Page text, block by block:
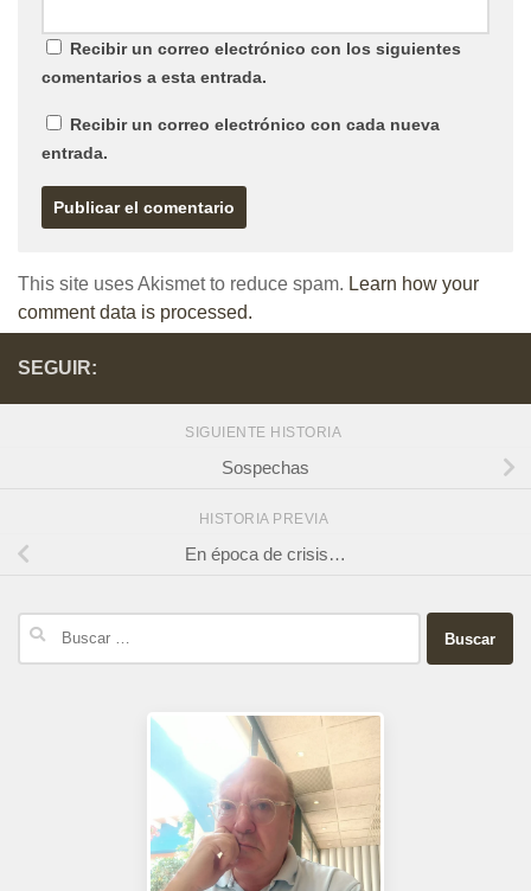
Recibir un correo electrónico con los siguientes
comentarios a esta entrada.
Recibir un correo electrónico con cada nueva
entrada.
This site uses Akismet to reduce spam. Learn how your
comment data is processed.
SEGUIR:
SIGUIENTE HISTORIA
Sospechas
HISTORIA PREVIA
En época de crisis…
Buscar: